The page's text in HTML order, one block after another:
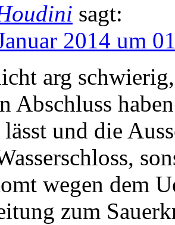
sagt:
2014 um
arg
Abschluss
lässt und die
wegen dem
zum